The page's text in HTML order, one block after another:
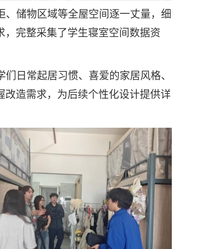
储物区域等全屋空间逐一丈量，细
，完整采集了学生寝室空间数据资
日常起居习惯、喜爱的家居风格、
造需求，为后续个性化设计提供详